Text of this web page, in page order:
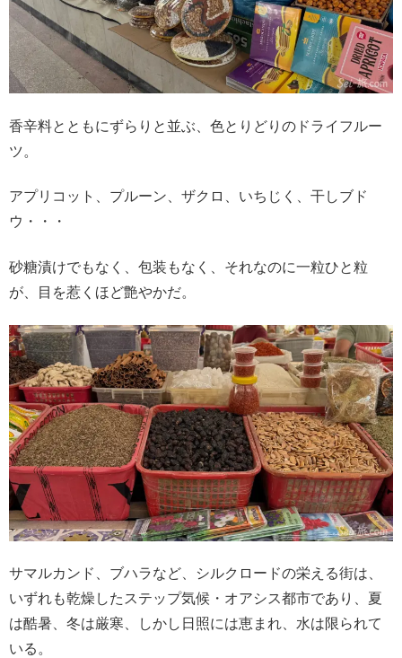
香辛料とともにずらりと並ぶ、色とりどりのドライフルー
ツ。
アプリコット、プルーン、ザクロ、いちじく、干しブド
ウ・・・
砂糖漬けでもなく、包装もなく、それなのに一粒ひと粒
が、目を惹くほど艶やかだ。
サマルカンド、ブハラなど、シルクロードの栄える街は、
いずれも乾燥したステップ気候・オアシス都市であり、夏
は酷暑、冬は厳寒、しかし日照には恵まれ、水は限られて
いる。